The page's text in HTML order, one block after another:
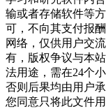
输或者存储软件等
可，不向其支付报
网络，仅供用户交
有，版权争议与本
法用途，需在24个
否则后果均由用户
您同意只将此文件